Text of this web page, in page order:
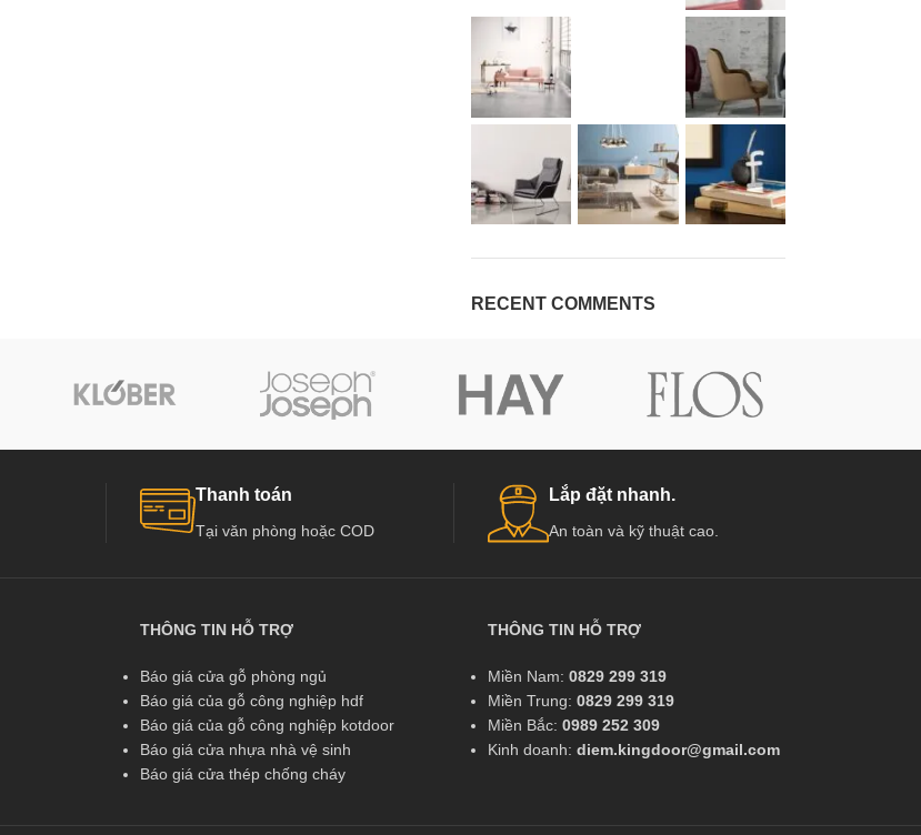
RECENT COMMENTS
Thanh toán
Tại văn phòng hoặc COD
Lắp đặt nhanh.
An toàn và kỹ thuật cao.
THÔNG TIN HỖ TRỢ
Báo giá cửa gỗ phòng ngủ
Báo giá của gỗ công nghiệp hdf
Báo giá của gỗ công nghiệp kotdoor
Báo giá cửa nhựa nhà vệ sinh
Báo giá cửa thép chống cháy
THÔNG TIN HỖ TRỢ
Miền Nam: 0829 299 319
Miền Trung: 0829 299 319
Miền Bắc: 0989 252 309
Kinh doanh: diem.kingdoor@gmail.com